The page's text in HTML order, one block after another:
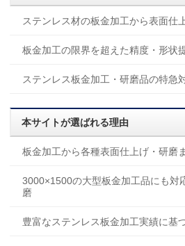
ステンレス材の板金加工から表面仕
板金加工の限界を超えた精度・形状
ステンレス板金加工・研磨品の特急
本サイトが選ばれる理由
板金加工から各種表面仕上げ・研磨
3000×1500の大型板金加工品にも対
磨
豊富なステンレス板金加工実績に基